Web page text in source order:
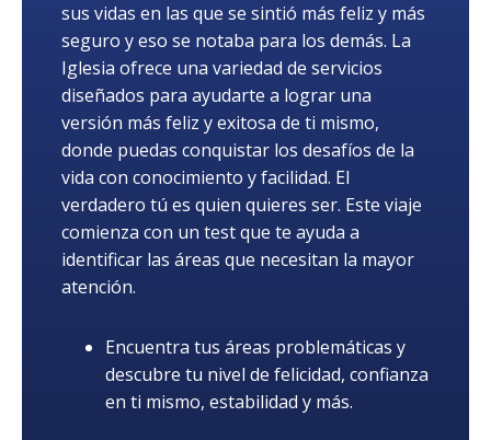
sus vidas en las que se sintió más feliz y más
seguro y eso se notaba para los demás. La
Iglesia ofrece una variedad de servicios
diseñados para ayudarte a lograr una
versión más feliz y exitosa de ti mismo,
donde puedas conquistar los desafíos de la
vida con conocimiento y facilidad. El
verdadero tú es quien quieres ser. Este viaje
comienza con un test que te ayuda a
identificar las áreas que necesitan la mayor
atención.
Encuentra tus áreas problemáticas y
descubre tu nivel de felicidad, confianza
en ti mismo, estabilidad y más.